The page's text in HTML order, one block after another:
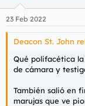
e
s
23 Feb 2022
Deacon St. John
Qué polifacética
de cámara y
También salió en
marujas que ve